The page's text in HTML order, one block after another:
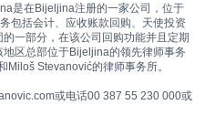
是在Bijeljina注册的一家公司，位于
包括会计、应收账款回购、天使投资
一部分，在该公司回购功能并且定期
区总部位于Bijeljina的领先律师事务
Miloš Stevanović的律师事务所。
或电话00 387 55 230 000或